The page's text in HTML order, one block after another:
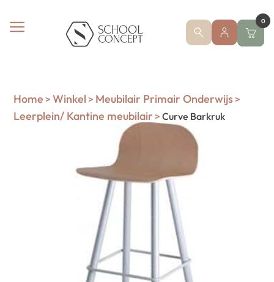
0
Home > Winkel > Meubilair Primair Onderwijs>
Leerplein/ Kantine meubilair> Curve Barkruk